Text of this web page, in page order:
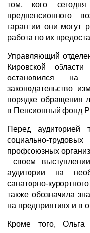
том, кого
предпенсионного
гарантии они могут
работа по их
Управляющий
Кировской
остановился на
законодательство
порядке обращения
в Пенсионный фонд
Перед аудиторией
социально-
профсоюзных
своем
аудитории на
санаторно-
также обозначила
на предприятиях и в
Кроме того, Ольга